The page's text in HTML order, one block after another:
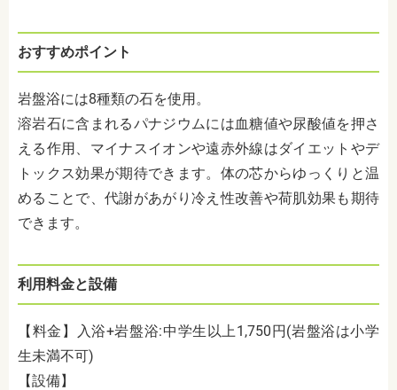
おすすめポイント
岩盤浴には8種類の石を使用。
溶岩石に含まれるパナジウムには血糖値や尿酸値を押さ
える作用、マイナスイオンや遠赤外線はダイエットやデ
トックス効果が期待できます。体の芯からゆっくりと温
めることで、代謝があがり冷え性改善や荷肌効果も期待
できます。
利用料金と設備
【料金】入浴+岩盤浴:中学生以上1,750円(岩盤浴は小学
生未満不可)
【設備】